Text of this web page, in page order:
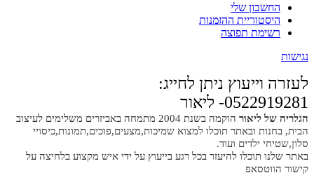
החשבון שלי
היסטוריית ההזמנות
רשימת תפוצה
נגישות
לעזרה וייעוץ ניתן לחייג:
0522919281- ליאור
הגלריה של ליאור
הוקמה בשנת 2004 מתמחה באביזרים משלימים לעיצוב
הבית, בחנות ובאתר תוכלו למצוא שמיכות,מצעים,פוכים,תמונות,כיסויי
סלון,שטיחי ילדים ועוד.
באתר שלנו תוכלו להיעזר בכל רגע בייעוץ על ידי איש מקצוע בלחיצה על
קישור הווטסאפ